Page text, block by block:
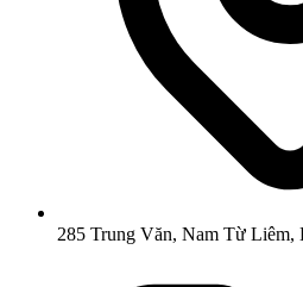
285 Trung Văn, Nam Từ Liêm,